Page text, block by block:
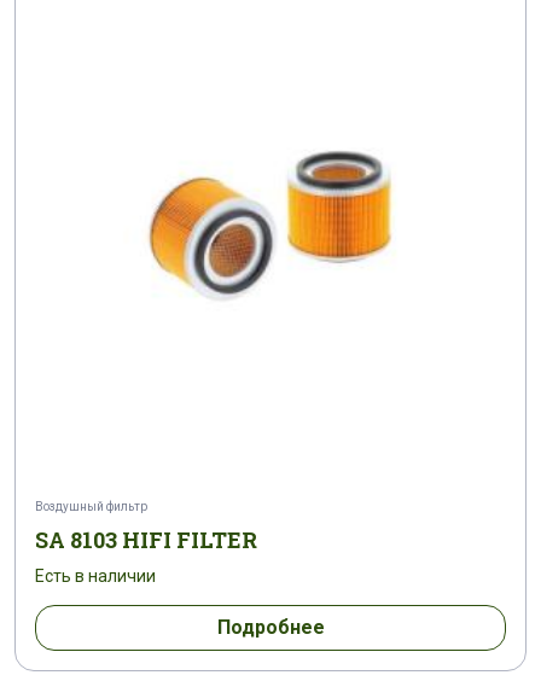
Воздушный фильтр
SA 8103 HIFI FILTER
Есть в наличии
Подробнее